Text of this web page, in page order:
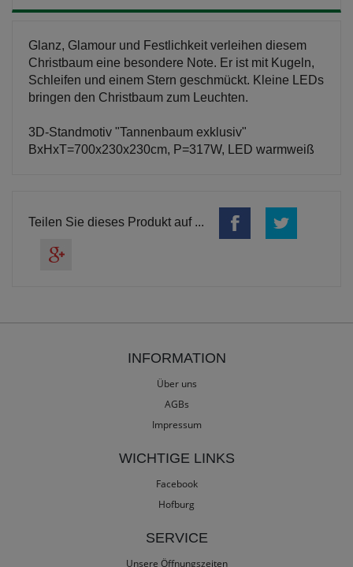
Glanz, Glamour und Festlichkeit verleihen diesem
Christbaum eine besondere Note. Er ist mit Kugeln,
Schleifen und einem Stern geschmückt. Kleine LEDs
bringen den Christbaum zum Leuchten.
3D-Standmotiv "Tannenbaum exklusiv"
BxHxT=700x230x230cm, P=317W, LED warmweiß
Teilen Sie dieses Produkt auf ...
INFORMATION
Über uns
AGBs
Impressum
WICHTIGE LINKS
Facebook
Hofburg
SERVICE
Unsere Öffnungszeiten